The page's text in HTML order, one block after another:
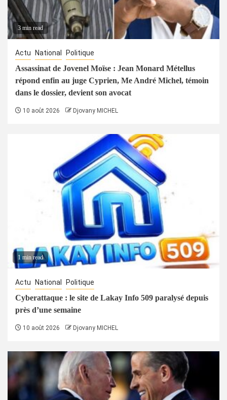
3 min read
Actu National Politique
Assassinat de Jovenel Moïse : Jean Monard Métellus
répond enfin au juge Cyprien, Me André Michel, témoin
dans le dossier, devient son avocat
10 août 2026 Djovany MICHEL
1 min read
Actu National Politique
Cyberattaque : le site de Lakay Info 509 paralysé depuis
près d’une semaine
10 août 2026 Djovany MICHEL